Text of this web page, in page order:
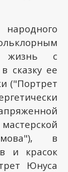
жизнь с
сказку ее
("Портрет
в
и красок
Юнуса